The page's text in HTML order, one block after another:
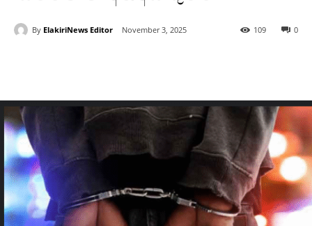
By ElakiriNews Editor November 3, 2025 0
109